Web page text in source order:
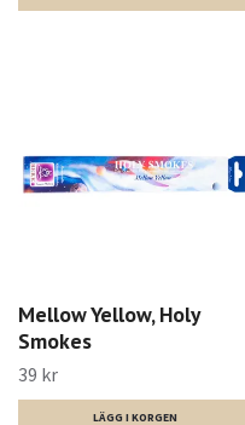
Mellow Yellow, Holy
Smokes
39 kr